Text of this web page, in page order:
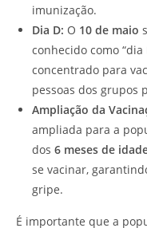
imunização.
Dia D: O 10 de maio
conhecido como
concentrado para
pessoas dos grupos
Ampliação da
ampliada para a
dos 6 meses de
se vacinar,
gripe.
É importante que a